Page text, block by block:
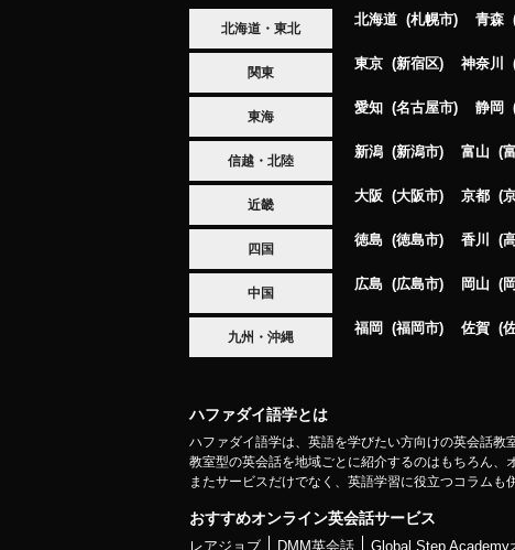
北海道・東北
北海道 札幌市 青森
関東
東京 新宿区 神奈川
東海
愛知 名古屋市 静岡
信越・北陸
新潟 新潟市 富山
近畿
大阪 大阪市 京都
四国
徳島 徳島市 香川
中国
広島 広島市 岡山
九州・沖縄
福岡 福岡市 佐賀
ハファダイ語学とは
ハファダイ語学は、英語を学びたい方向けの英会話教
教室型の英会話を地域ごとに紹介するのはもちろん、
またサービスだけでなく、英語学習に役立つコラムも
おすすめオンライン英会話サービス
レアジョブ DMM英会話 Global Step Academy